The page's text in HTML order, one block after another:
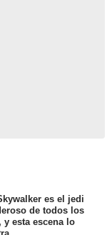
es el jedi
de todos los
y esta escena lo